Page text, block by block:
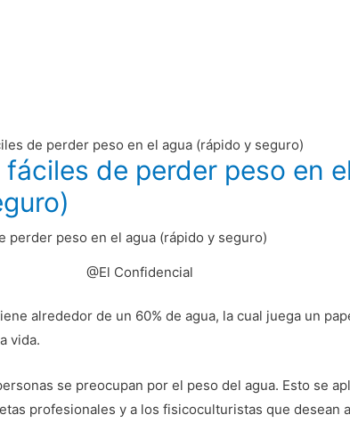
de perder peso en el agua (rápido y seguro)
fáciles de perder peso en
@El Confidencial
alrededor de un 60% de agua, la cual juega un
vida.
se preocupan por el peso del agua. Esto se
profesionales y a los fisicoculturistas que desean